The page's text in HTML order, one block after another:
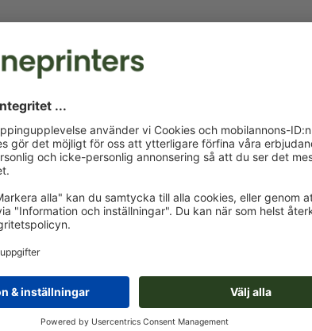
Utforma online